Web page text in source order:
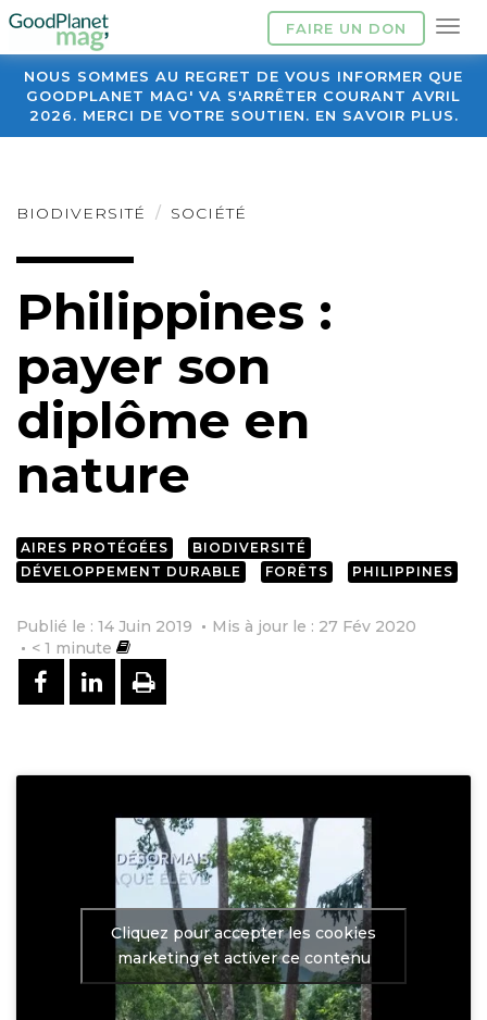
FAIRE UN DON
NOUS SOMMES AU REGRET DE VOUS INFORMER QUE
GOODPLANET MAG' VA S'ARRÊTER COURANT AVRIL
2026. MERCI DE VOTRE SOUTIEN. EN SAVOIR PLUS.
BIODIVERSITÉ SOCIÉTÉ
Philippines :
payer son
diplôme en
nature
AIRES PROTÉGÉES
BIODIVERSITÉ
DÉVELOPPEMENT DURABLE
FORÊTS PHILIPPINES
Publié le : 14 Juin 2019
Mis à jour le : 27 Fév 2020
< 1 minute
PARTAGER SUR FACEBOOK
PARTAGER SUR LINKEDIN
IMPRIMER
Cliquez pour accepter les cookies
marketing et activer ce contenu